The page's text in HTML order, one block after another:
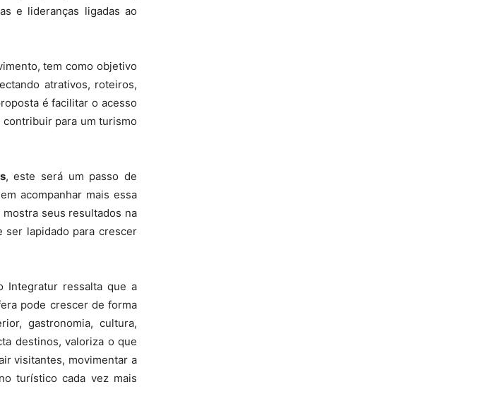
e lideranças ligadas ao
tem como objetivo
atrativos, roteiros,
é facilitar o acesso
para um turismo
, este será um passo de
acompanhar mais essa
seus resultados na
ser lapidado para crescer
Integratur ressalta que a
pode crescer de forma
gastronomia, cultura,
destinos, valoriza o que
visitantes, movimentar a
turístico cada vez mais